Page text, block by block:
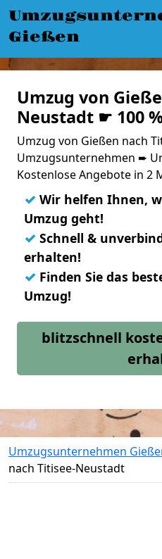
Gießen
Umzug von
Neustadt ☛ 100
Umzug von Gießen nach
Umzugsunternehmen ➨
Kostenlose Angebote in 2
✓ Wir helfen Ihnen,
Umzug geht!
✓ Schnell &
erhalten!
✓ Finden Sie das
Umzug!
blitzschnell
Umzugsunternehmen
nach Titisee-Neustadt